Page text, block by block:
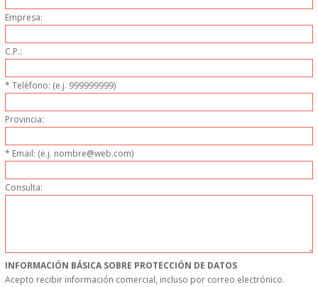
ELABORACI�N
MAQUINARIA FRIA
MAQUINARIA DE LIMPIEZA
PAPEL Y PRODUCTOS UNIUSO
Empresa:
C.P.:
* Teléfono: (e.j. 999999999)
Provincia:
* Email: (e.j. nombre@web.com)
Consulta:
INFORMACIÓN BÁSICA SOBRE PROTECCIÓN DE DATOS
Acepto recibir información comercial, incluso por correo electrónico.